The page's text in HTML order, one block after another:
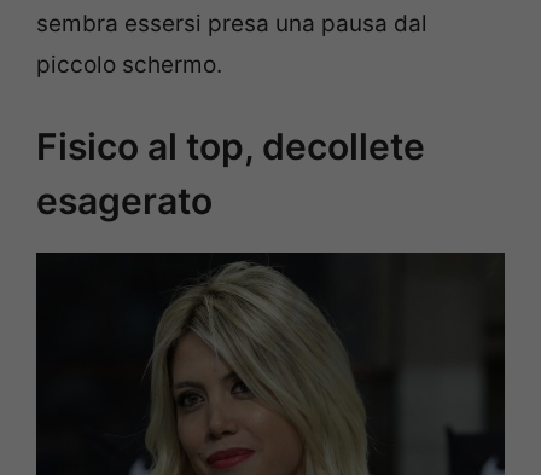
sembra essersi presa una pausa dal
piccolo schermo.
Fisico al top, decollete
esagerato